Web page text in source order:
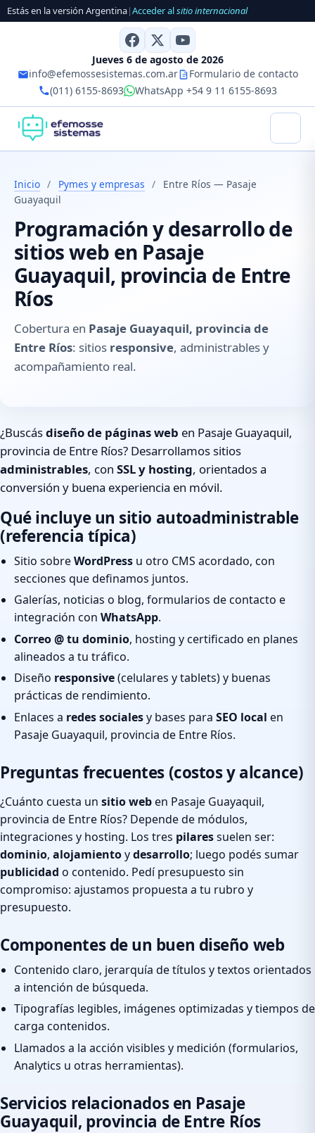
Estás en la versión Argentina|Acceder alsitio internacional
Jueves 6 de agosto de 2026
info@efemossesistemas.com.ar
Formulario de contacto
(011) 6155-8693
WhatsApp +54 9 11 6155-8693
Inicio / Pymes y empresas /
Entre Ríos — Pasaje
Guayaquil
Programación y desarrollo de
sitios web en Pasaje
Guayaquil, provincia de Entre
Ríos
Cobertura en Pasaje Guayaquil, provincia de
Entre Ríos: sitios responsive, administrables y
acompañamiento real.
¿Buscásdiseño de páginas web en Pasaje Guayaquil,
provincia de Entre Ríos? Desarrollamos sitios
administrables, con SSL y hosting, orientados a
conversión y buena experiencia en móvil.
Qué incluye un sitio autoadministrable
(referencia típica)
Sitio sobreWordPress u otro CMS acordado, con
secciones que definamos juntos.
Galerías, noticias o blog, formularios de contacto e
integración con WhatsApp.
Correo @ tu dominio, hosting y certificado en planes
alineados a tu tráfico.
Diseño responsive(celulares y tablets) y buenas
prácticas de rendimiento.
Enlaces a redes socialesy bases para SEO local en
Pasaje Guayaquil, provincia de Entre Ríos.
Preguntas frecuentes (costos y alcance)
¿Cuánto cuesta un sitio weben Pasaje Guayaquil,
provincia de Entre Ríos? Depende de módulos,
integraciones y hosting. Los tres pilaressuelen ser:
dominio, alojamientoydesarrollo; luego podés sumar
publicidad o contenido. Pedí presupuesto sin
compromiso: ajustamos propuesta a tu rubro y
presupuesto.
Componentes de un buen diseño web
Contenido claro, jerarquía de títulos y textos orientados
a intención de búsqueda.
Tipografías legibles, imágenes optimizadas y tiempos de
carga contenidos.
Llamados a la acción visibles y medición (formularios,
Analytics u otras herramientas).
Servicios relacionados en Pasaje
Guayaquil, provincia de Entre Ríos